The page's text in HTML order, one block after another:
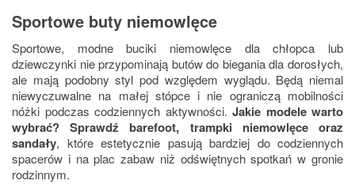
Sportowe buty niemowlęce
Sportowe, modne buciki niemowlęce dla chłopca lub
dziewczynki nie przypominają butów do biegania dla dorosłych,
ale mają podobny styl pod względem wyglądu. Będą niemal
niewyczuwalne na małej stópce i nie ograniczą mobilności
nóżki podczas codziennych aktywności. Jakie modele warto
wybrać? Sprawdź barefoot, trampki niemowlęce oraz
sandały, które estetycznie pasują bardziej do codziennych
spacerów i na plac zabaw niż odświętnych spotkań w gronie
rodzinnym.